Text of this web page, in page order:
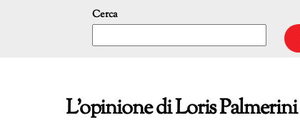
Cerca
L'opinione di Loris Palmerini